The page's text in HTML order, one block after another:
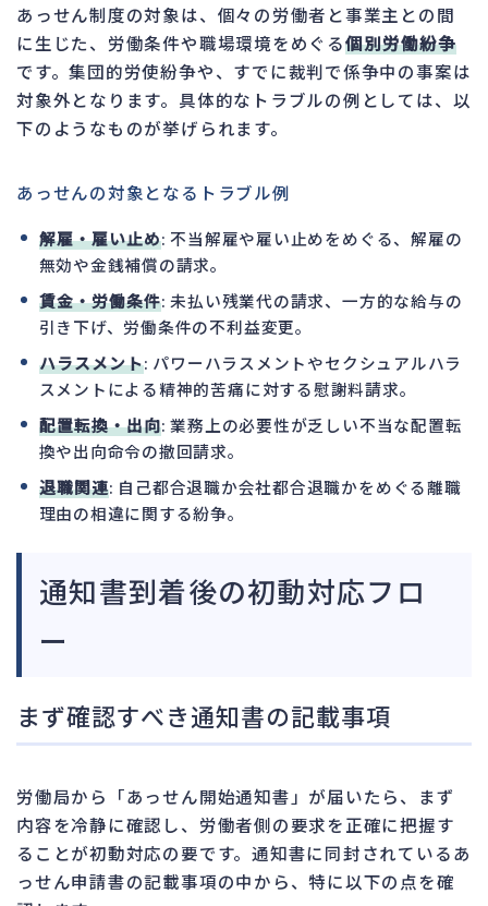
あっせん制度の対象は、個々の労働者と事業主との間
に生じた、労働条件や職場環境をめぐる個別労働紛争
です。集団的労使紛争や、すでに裁判で係争中の事案は
対象外となります。具体的なトラブルの例としては、以
下のようなものが挙げられます。
あっせんの対象となるトラブル例
解雇・雇い止め: 不当解雇や雇い止めをめぐる、解雇の
無効や金銭補償の請求。
賃金・労働条件: 未払い残業代の請求、一方的な給与の
引き下げ、労働条件の不利益変更。
ハラスメント: パワーハラスメントやセクシュアルハラ
スメントによる精神的苦痛に対する慰謝料請求。
配置転換・出向: 業務上の必要性が乏しい不当な配置転
換や出向命令の撤回請求。
退職関連: 自己都合退職か会社都合退職かをめぐる離職
理由の相違に関する紛争。
通知書到着後の初動対応フロ
ー
まず確認すべき通知書の記載事項
労働局から「あっせん開始通知書」が届いたら、まず
内容を冷静に確認し、労働者側の要求を正確に把握す
ることが初動対応の要です。通知書に同封されているあ
っせん申請書の記載事項の中から、特に以下の点を確